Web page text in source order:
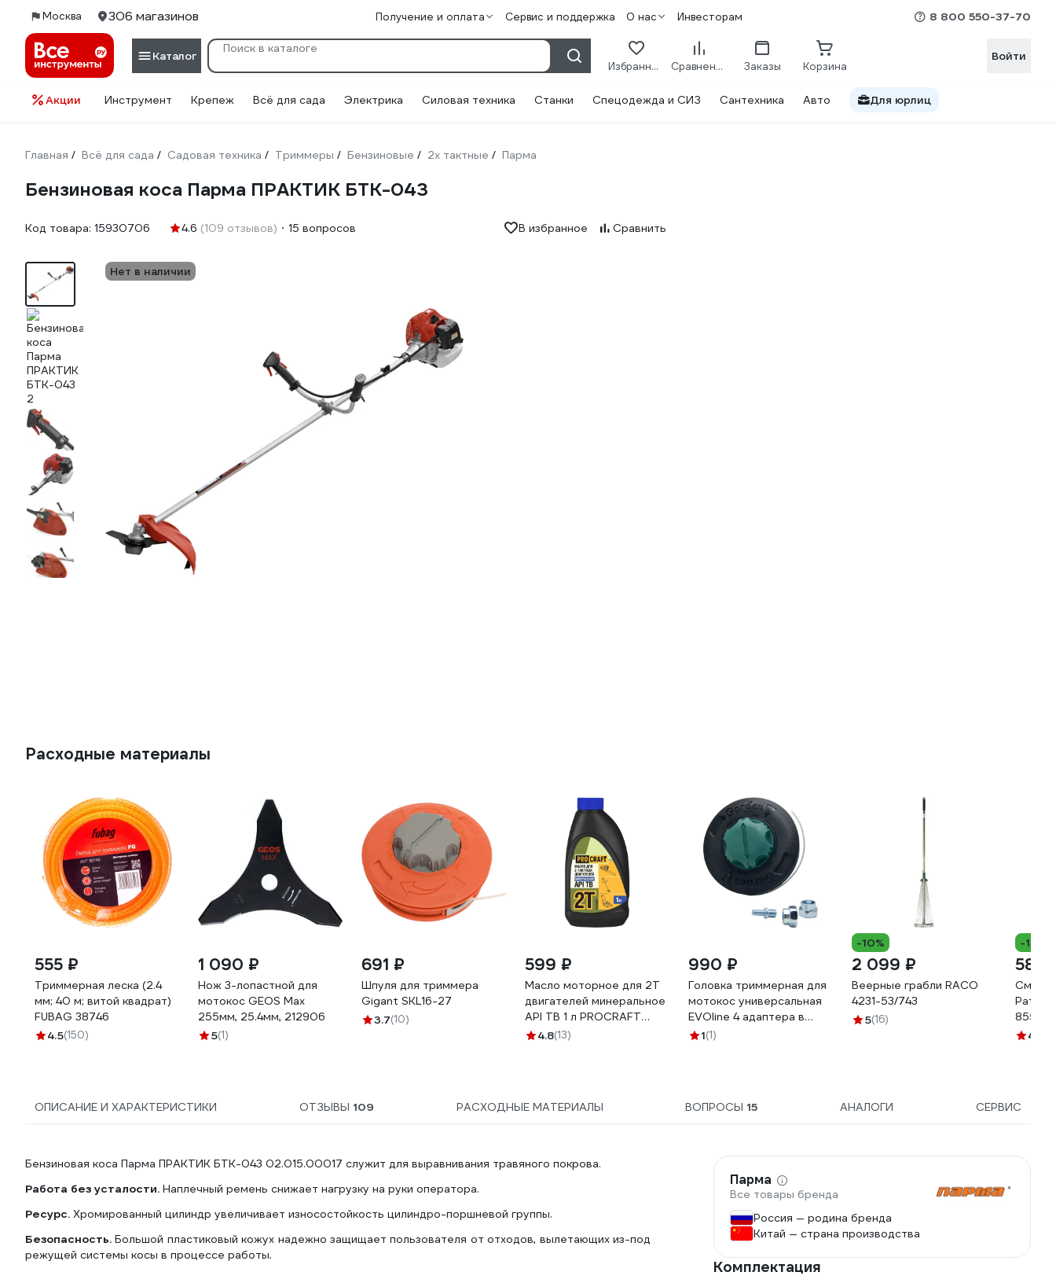
Москва 306 магазинов Получение и оплата Сервис и поддержка О нас Инвесторам 8 800 550-37-70
Каталог
Избранное Сравнение Заказы Корзина
Войти
Акции Инструмент Крепеж Всё для сада Электрика Силовая техника Станки Спецодежда и СИЗ Сантехника Авто Для юрлиц
Главная / Всё для сада / Садовая техника / Триммеры / Бензиновые / 2х тактные / Парма
Бензиновая коса Парма ПРАКТИК БТК-043
Код товара: 15930706 4.6 (109 отзывов) 15 вопросов В избранное Сравнить
Нет в наличии
Расходные материалы
555 ₽
Триммерная леска (2.4
мм; 40 м; витой квадрат)
FUBAG 38746
4.5(150)
1 090 ₽
Нож 3-лопастной для
мотокос GEOS Max
255мм, 25.4мм, 212906
5(1)
691 ₽
Шпуля для триммера
Gigant SKL16-27
3.7(10)
599 ₽
Масло моторное для 2Т
двигателей минеральное
API TB 1 л PROCRAFT
P2T1000M
4.8(13)
990 ₽
Головка триммерная для
мотокос универсальная
EVOline 4 адаптера в
комплекте, нейлон,
1(1)
-10%
2 099 ₽
Веерные грабли RACO
4231-53/743
5(16)
-13%
583
Patriot
4.8
ОПИСАНИЕ И ХАРАКТЕРИСТИКИ ОТЗЫВЫ 109 РАСХОДНЫЕ МАТЕРИАЛЫ ВОПРОСЫ 15 АНАЛОГИ СЕРВИС
Бензиновая коса Парма ПРАКТИК БТК-043 02.015.00017 служит для выравнивания травяного покрова.
Работа без усталости. Наплечный ремень снижает нагрузку на руки оператора.
Ресурс. Хромированный цилиндр увеличивает износостойкость цилиндро-поршневой группы.
Безопасность. Большой пластиковый кожух надежно защищает пользователя от отходов, вылетающих из-под
режущей системы косы в процессе работы.
Парма
Все товары бренда
Россия — родина бренда
Китай — страна производства
Комплектация